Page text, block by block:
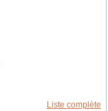
Liste complète